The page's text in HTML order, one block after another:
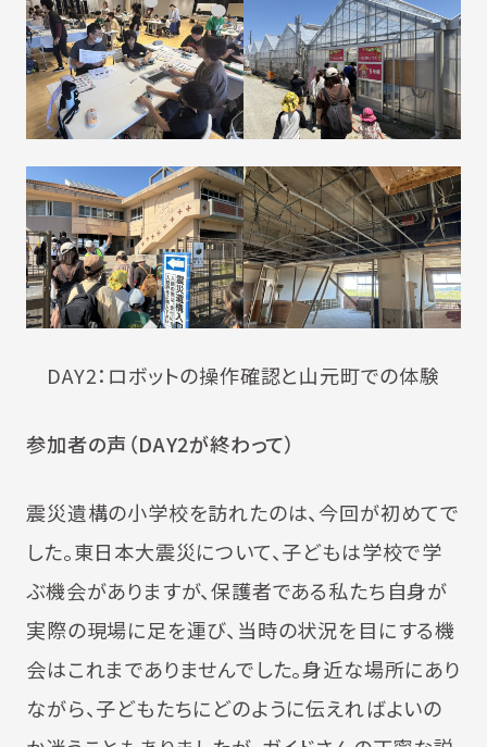
DAY2：ロボットの操作確認と山元町での体験
参加者の声（DAY2が終わって）
震災遺構の小学校を訪れたのは、今回が初めてで
した。東日本大震災について、子どもは学校で学
ぶ機会がありますが、保護者である私たち自身が
実際の現場に足を運び、当時の状況を目にする機
会はこれまでありませんでした。身近な場所にあり
ながら、子どもたちにどのように伝えればよいの